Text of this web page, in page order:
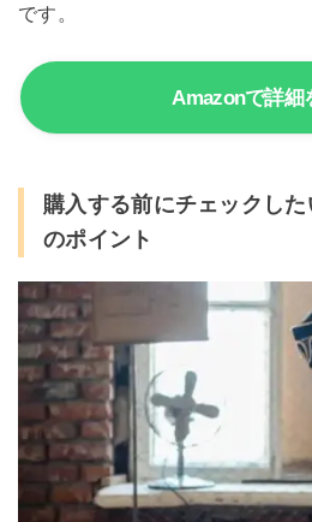
です。
Amazonで詳細
購入する前にチェックし
のポイント